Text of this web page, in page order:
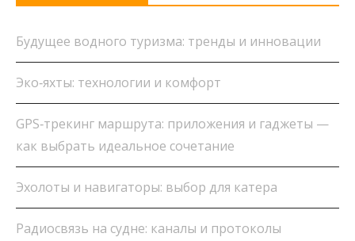
Будущее водного туризма: тренды и инновации
Эко‑яхты: технологии и комфорт
GPS‑трекинг маршрута: приложения и гаджеты —
как выбрать идеальное сочетание
Эхолоты и навигаторы: выбор для катера
Радиосвязь на судне: каналы и протоколы